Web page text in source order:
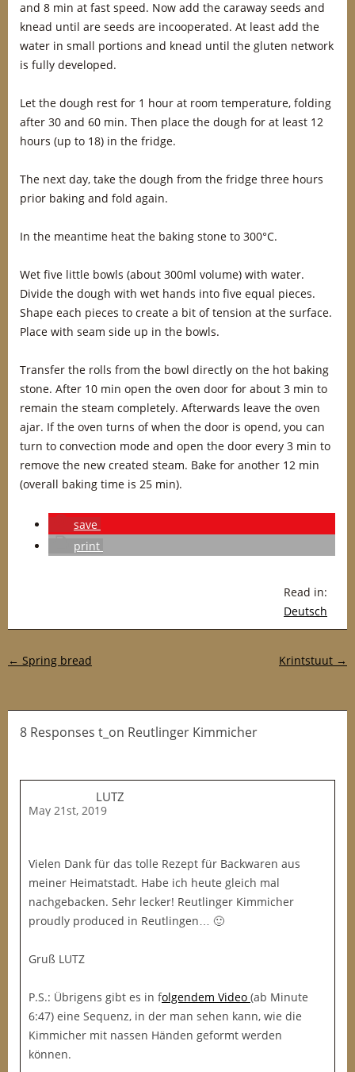
and 8 min at fast speed. Now add the caraway seeds and
knead until are seeds are incooperated. At least add the
water in small portions and knead until the gluten network
is fully developed.
Let the dough rest for 1 hour at room temperature, folding
after 30 and 60 min. Then place the dough for at least 12
hours (up to 18) in the fridge.
The next day, take the dough from the fridge three hours
prior baking and fold again.
In the meantime heat the baking stone to 300°C.
Wet five little bowls (about 300ml volume) with water.
Divide the dough with wet hands into five equal pieces.
Shape each pieces to create a bit of tension at the surface.
Place with seam side up in the bowls.
Transfer the rolls from the bowl directly on the hot baking
stone. After 10 min open the oven door for about 3 min to
remain the steam completely. Afterwards leave the oven
ajar. If the oven turns of when the door is opend, you can
turn to convection mode and open the door every 3 min to
remove the new created steam. Bake for another 12 min
(overall baking time is 25 min).
save
print
Read in:
Deutsch
Post navigation
← Spring bread Krintstuut →
8 Responses t_on Reutlinger Kimmicher
LUTZ
May 21st, 2019
Vielen Dank für das tolle Rezept für Backwaren aus
meiner Heimatstadt. Habe ich heute gleich mal
nachgebacken. Sehr lecker! Reutlinger Kimmicher
proudly produced in Reutlingen… 🙂
Gruß LUTZ
P.S.: Übrigens gibt es in folgendem Video (ab Minute
6:47) eine Sequenz, in der man sehen kann, wie die
Kimmicher mit nassen Händen geformt werden
können.